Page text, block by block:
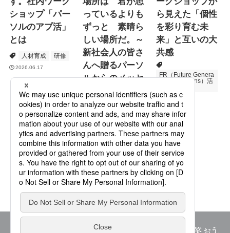
ショップ「パー
ソルのアプ活」
とは
人材育成 研修
2026.06.17
っているよりも
ずっと 素晴ら
しい場所だ。～
新社会人の皆さ
んへ贈るパーソ
ルからのメッセ
ージ
プロモーション
Specialized Servic
es
2026.05.19
ら見えた「個性
を彩り育む未
来」と互いの大
共感
FR（Future Genera
tions Relations）活
次世代育成
2026.06.16